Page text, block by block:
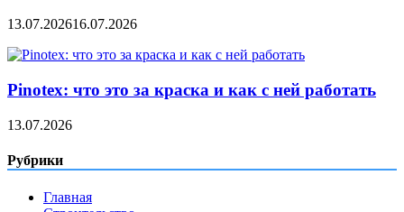
13.07.202616.07.2026
Pinotex: что это за краска и как с ней работать
13.07.2026
Рубрики
Главная